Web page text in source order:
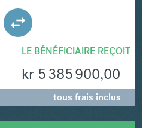
LE BÉNÉFICIAIRE REÇOIT
kr 5 385 900,00
tous frais inclus